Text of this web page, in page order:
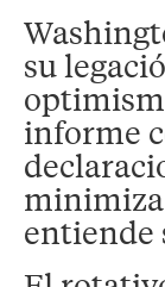
su
informe
entiende